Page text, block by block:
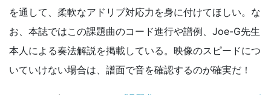
を通して、柔軟なアドリブ対応力を身に付けてほしい。な
お、本誌ではこの課題曲のコード進行や譜例、Joe-G先生
本人による奏法解説を掲載している。映像のスピードにつ
いていけない場合は、譜面で音を確認するのが確実だ！